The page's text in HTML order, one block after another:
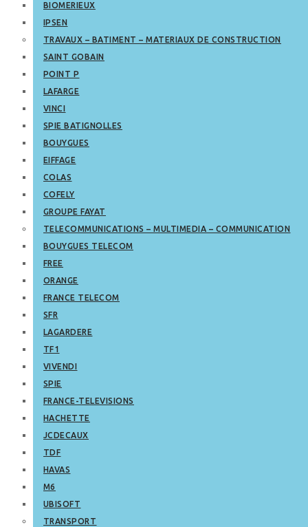
BIOMERIEUX
IPSEN
TRAVAUX – BATIMENT – MATERIAUX DE CONSTRUCTION
SAINT GOBAIN
POINT P
LAFARGE
VINCI
SPIE BATIGNOLLES
BOUYGUES
EIFFAGE
COLAS
COFELY
GROUPE FAYAT
TELECOMMUNICATIONS – MULTIMEDIA – COMMUNICATION
BOUYGUES TELECOM
FREE
ORANGE
FRANCE TELECOM
SFR
LAGARDERE
TF1
VIVENDI
SPIE
FRANCE-TELEVISIONS
HACHETTE
JCDECAUX
TDF
HAVAS
M6
UBISOFT
TRANSPORT